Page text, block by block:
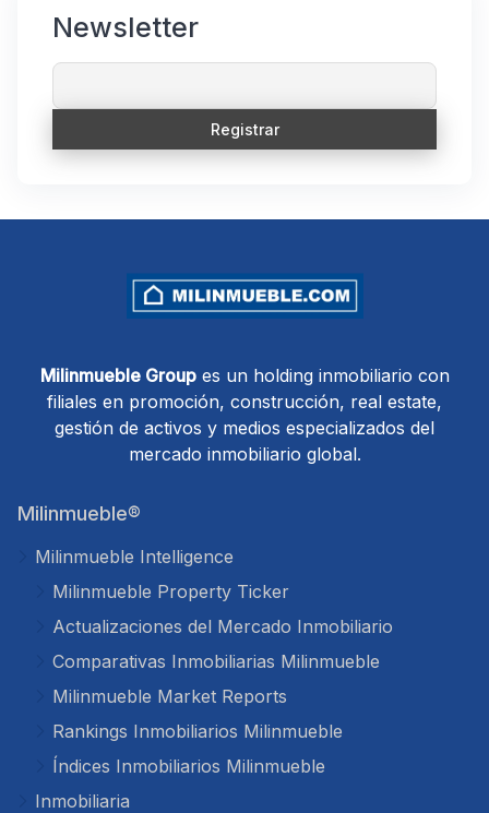
Newsletter
Milinmueble Groupes un holding inmobiliario con
filiales en promoción, construcción, real estate,
gestión de activos y medios especializados del
mercado inmobiliario global.
Milinmueble®
Milinmueble Intelligence
Milinmueble Property Ticker
Actualizaciones del Mercado Inmobiliario
Comparativas Inmobiliarias Milinmueble
Milinmueble Market Reports
Rankings Inmobiliarios Milinmueble
Índices Inmobiliarios Milinmueble
Inmobiliaria